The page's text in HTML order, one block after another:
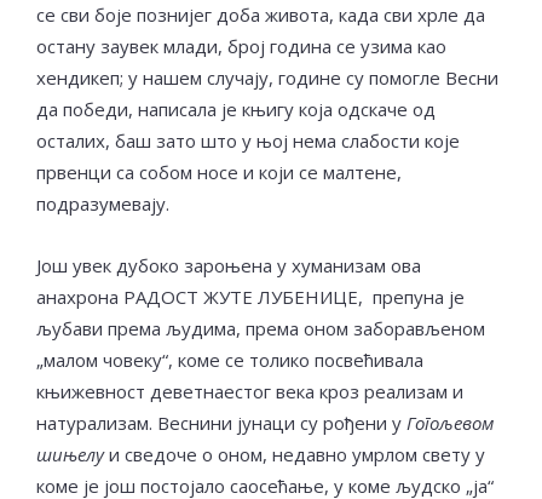
се сви боје познијег доба живота, када сви хрле да
остану заувек млади, број година се узима као
хендикеп; у нашем случају, године су помогле Весни
да победи, написала је књигу која одскаче од
осталих, баш зато што у њој нема слабости које
првенци са собом носе и који се малтене,
подразумевају.
Још увек дубоко зароњена у хуманизам ова
анахрона РАДОСТ ЖУТЕ ЛУБЕНИЦЕ, препуна је
љубави према људима, према оном заборављеном
„малом човеку“, коме се толико посвећивала
књижевност деветнаестог века кроз реализам и
натурализам. Веснини јунаци су рођени у Гогољевом
шињелуи сведоче о оном, недавно умрлом свету у
коме је још постојало саосећање, у коме људско „ја“